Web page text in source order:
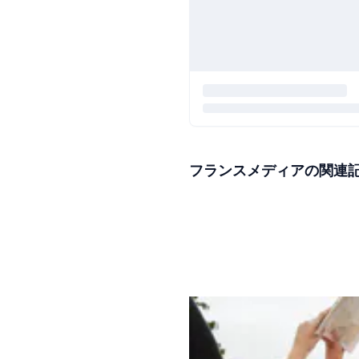
フランスメディアの関連